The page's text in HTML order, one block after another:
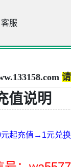
客服
值说明
起充值→1元兑换